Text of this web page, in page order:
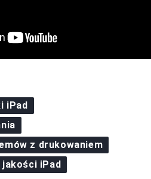
iPad
z drukowaniem
iPad